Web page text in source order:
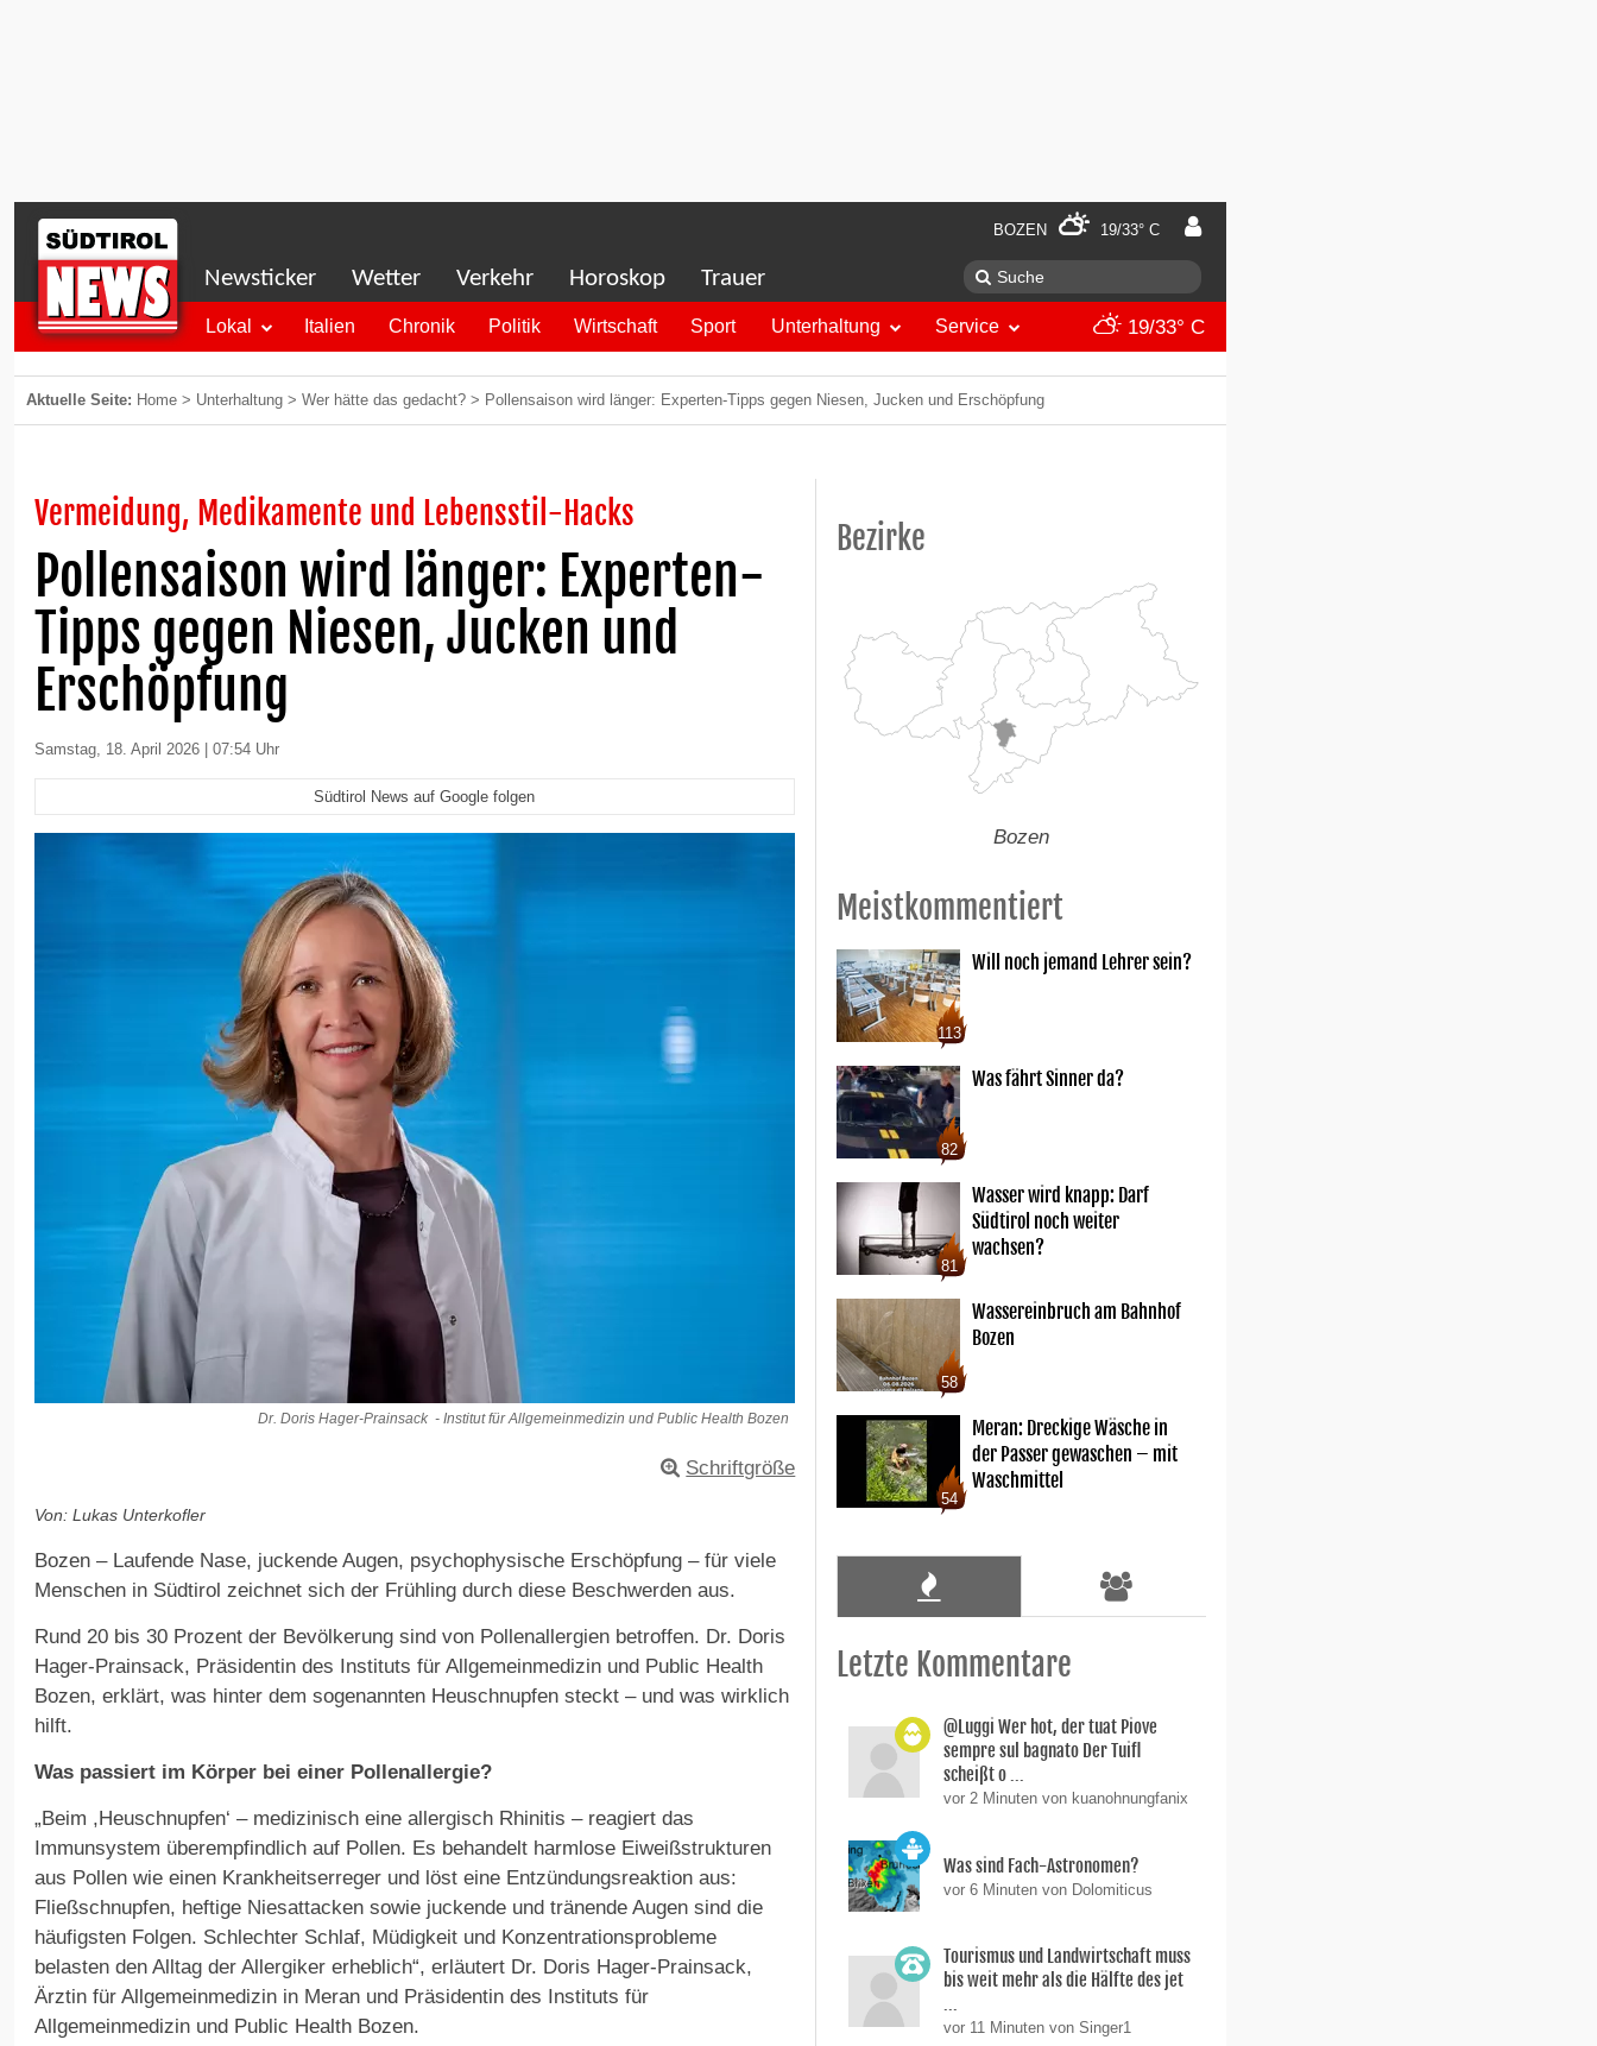
BOZEN 19/33° C
Newsticker Wetter Verkehr Horoskop Trauer
Lokal Italien Chronik Politik Wirtschaft Sport Unterhaltung Service 19/33° C
Aktuelle Seite: Home > Unterhaltung > Wer hätte das gedacht? > Pollensaison wird länger: Experten-Tipps gegen Niesen, Jucken und Erschöpfung
Vermeidung, Medikamente und Lebensstil-Hacks
Pollensaison wird länger: Experten-
Tipps gegen Niesen, Jucken und
Erschöpfung
Samstag, 18. April 2026 | 07:54 Uhr
Südtirol News auf Google folgen
Dr. Doris Hager-Prainsack - Institut für Allgemeinmedizin und Public Health Bozen
Schriftgröße
Von: Lukas Unterkofler
Bozen – Laufende Nase, juckende Augen, psychophysische Erschöpfung – für viele
Menschen in Südtirol zeichnet sich der Frühling durch diese Beschwerden aus.
Rund 20 bis 30 Prozent der Bevölkerung sind von Pollenallergien betroffen. Dr. Doris
Hager-Prainsack, Präsidentin des Instituts für Allgemeinmedizin und Public Health
Bozen, erklärt, was hinter dem sogenannten Heuschnupfen steckt – und was wirklich
hilft.
Was passiert im Körper bei einer Pollenallergie?
„Beim ,Heuschnupfen‘ – medizinisch eine allergisch Rhinitis – reagiert das
Immunsystem überempfindlich auf Pollen. Es behandelt harmlose Eiweißstrukturen
aus Pollen wie einen Krankheitserreger und löst eine Entzündungsreaktion aus:
Fließschnupfen, heftige Niesattacken sowie juckende und tränende Augen sind die
häufigsten Folgen. Schlechter Schlaf, Müdigkeit und Konzentrationsprobleme
belasten den Alltag der Allergiker erheblich“, erläutert Dr. Doris Hager-Prainsack,
Ärztin für Allgemeinmedizin in Meran und Präsidentin des Instituts für
Allgemeinmedizin und Public Health Bozen.
Bezirke
Bozen
Meistkommentiert
113
Will noch jemand Lehrer sein?
82
Was fährt Sinner da?
81
Wasser wird knapp: Darf
Südtirol noch weiter
wachsen?
58
Wassereinbruch am Bahnhof
Bozen
54
Meran: Dreckige Wäsche in
der Passer gewaschen – mit
Waschmittel
Letzte Kommentare
@Luggi Wer hot, der tuat Piove
sempre sul bagnato Der Tuifl
scheißt o ...
vor 2 Minuten von kuanohnungfanix
Was sind Fach-Astronomen?
vor 6 Minuten von Dolomiticus
Tourismus und Landwirtschaft muss
bis weit mehr als die Hälfte des jet
...
vor 11 Minuten von Singer1